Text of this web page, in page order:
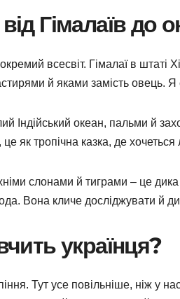
Гімалаїв до
всесвіт. Гімалаї в
й яками замість овець. Я
Індійський океан, пальми й
як тропічна казка, де
слонами й тиграми – це
Вона кличе досліджувати й
українця?
Тут усе повільніше, ніж у